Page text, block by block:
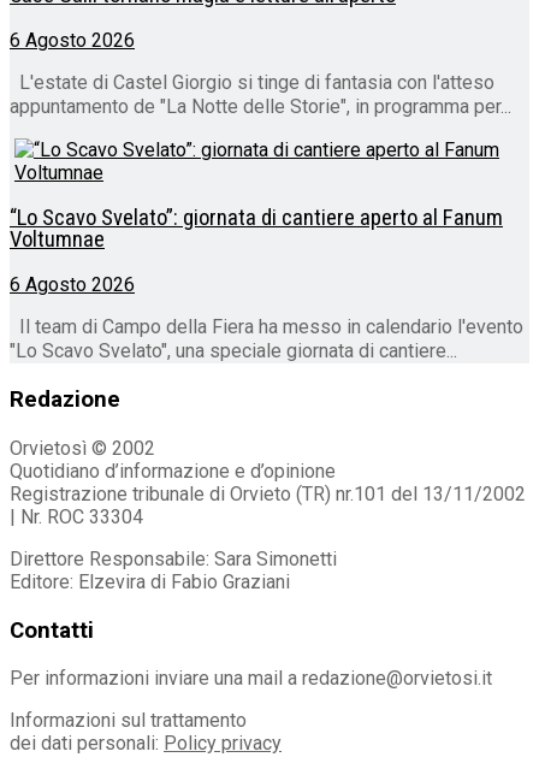
6 Agosto 2026
L'estate di Castel Giorgio si tinge di fantasia con l'atteso
appuntamento de "La Notte delle Storie", in programma per...
“Lo Scavo Svelato”: giornata di cantiere aperto al Fanum
Voltumnae
6 Agosto 2026
Il team di Campo della Fiera ha messo in calendario l'evento
"Lo Scavo Svelato", una speciale giornata di cantiere...
Redazione
Orvietosì © 2002
Quotidiano d’informazione e d’opinione
Registrazione tribunale di Orvieto (TR) nr.101 del 13/11/2002
| Nr. ROC 33304
Direttore Responsabile: Sara Simonetti
Editore: Elzevira di Fabio Graziani
Contatti
Per informazioni inviare una mail a redazione@orvietosi.it
Informazioni sul trattamento
dei dati personali: Policy privacy